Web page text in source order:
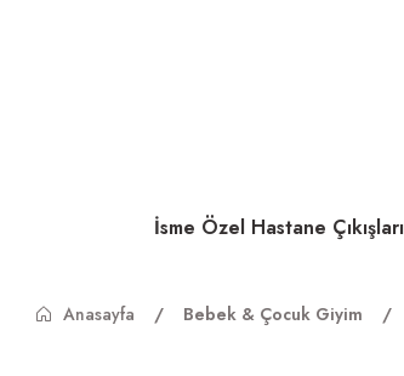
İsme Özel Hastane Çıkışları
Anasayfa Bebek & Çocuk Giyim